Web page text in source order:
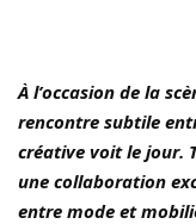
À l’occasion de la
rencontre subtile
créative voit le jour.
une collaboration
entre mode et